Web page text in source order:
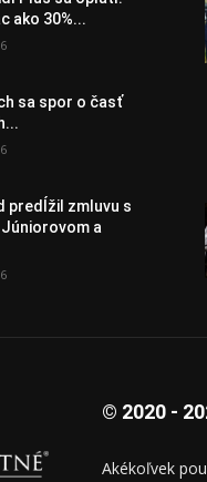
ako 30%...
sa spor o časť
predĺžil zmluvu s
a
© 2020 -
Akékoľvek